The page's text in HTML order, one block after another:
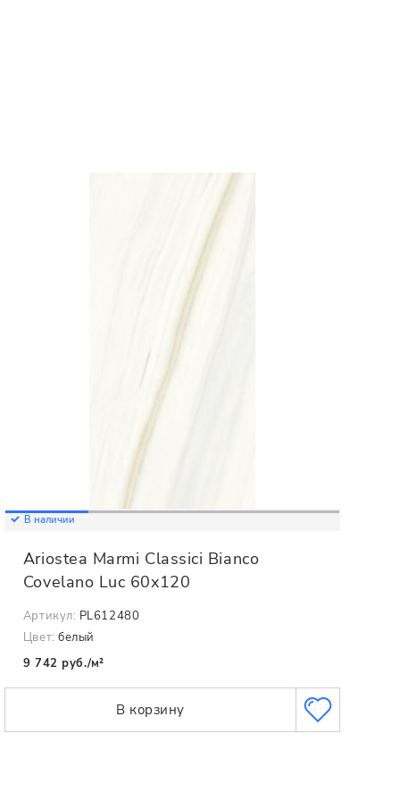
В наличии
Ariostea Marmi Classici Bianco
Covelano Luc 60x120
Артикул: PL612480
Цвет: белый
9 742 руб./м²
В корзину